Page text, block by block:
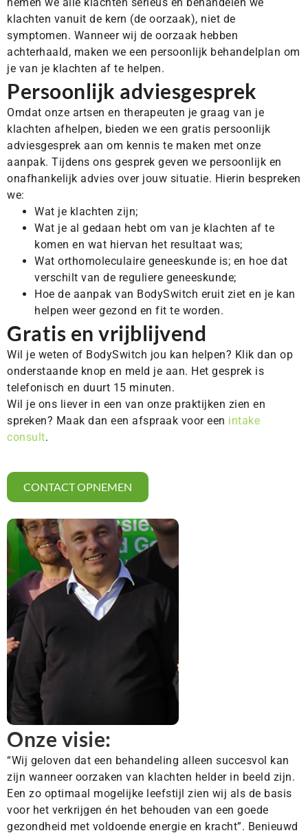
klachten vanuit de kern (de oorzaak), niet de
symptomen. Wanneer wij de oorzaak hebben
achterhaald, maken we een persoonlijk behandelplan om
je van je klachten af te helpen.
Persoonlijk adviesgesprek
Omdat onze artsen en therapeuten je graag van je
klachten afhelpen, bieden we een gratis persoonlijk
adviesgesprek aan om kennis te maken met onze
aanpak. Tijdens ons gesprek geven we persoonlijk en
onafhankelijk advies over jouw situatie. Hierin bespreken
we:
Wat je klachten zijn;
Wat je al gedaan hebt om van je klachten af te
komen en wat hiervan het resultaat was;
Wat orthomoleculaire geneeskunde is; en hoe dat
verschilt van de reguliere geneeskunde;
Hoe de aanpak van BodySwitch eruit ziet en je kan
helpen weer gezond en fit te worden.
Gratis en vrijblijvend
Wil je weten of BodySwitch jou kan helpen? Klik dan op
onderstaande knop en meld je aan. Het gesprek is
telefonisch en duurt 15 minuten.
Wil je ons liever in een van onze praktijken zien en
spreken? Maak dan een afspraak voor een intake
consult.
CONTACT OPNEMEN
Onze visie:
“Wij geloven dat een behandeling alleen succesvol kan
zijn wanneer oorzaken van klachten helder in beeld zijn.
Een zo optimaal mogelijke leefstijl zien wij als de basis
voor het verkrijgen én het behouden van een goede
gezondheid met voldoende energie en kracht”. Benieuwd